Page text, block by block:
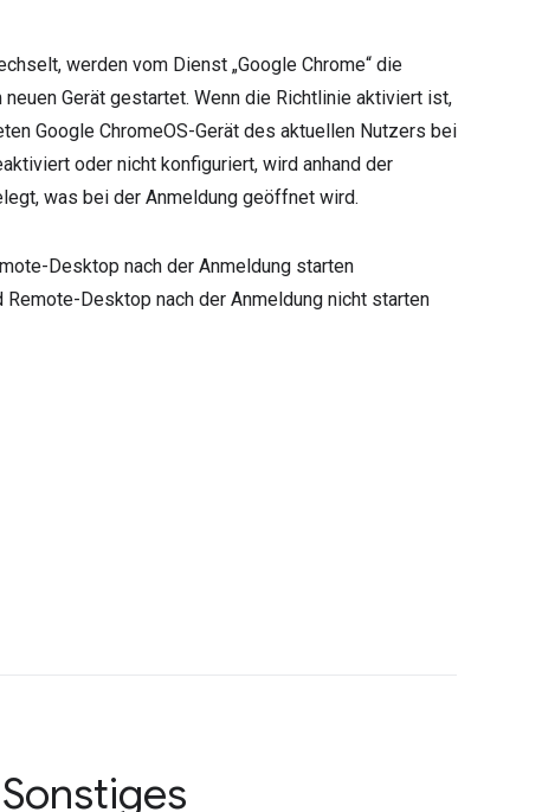
werden vom Dienst „Google Chrome“ die
Gerät gestartet. Wenn die Richtlinie aktiviert ist,
Google ChromeOS-Gerät des aktuellen Nutzers bei
oder nicht konfiguriert, wird anhand der
was bei der Anmeldung geöffnet wird.
Desktop nach der Anmeldung starten
Desktop nach der Anmeldung nicht starten
Sonstiges